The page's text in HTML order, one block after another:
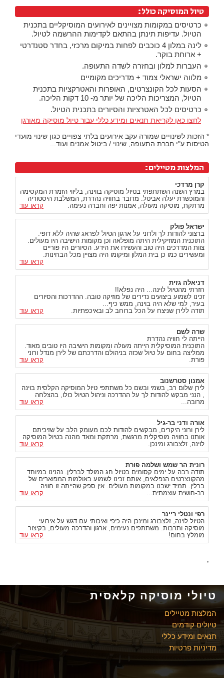
טיול המוסיקה כולל:
כרטיסים במקומות מצויינים לאירועים המוסיקליים בתכנית
הטיול. עדיפות תינתן בהתאם לקדימות ההרשמה לטיול.
לינה במלון 4 כוכבים לפחות במיקום מרכזי, בחדר סטנדרטי
+ ארוחת בוקר.
העברות למלון ובחזרה לשדה התעופה.
מלווה ישראלי צמוד + מדריכים מקומיים
הסעות לכל הקונצרטים, האופרות והאטרקציות בתכנית
הטיול, המצריכות הליכה של יותר מ- 10 דקות הליכה.
כרטיסים לכל האטרציות והסיורים בתכנית הטיול.
לחצו כאן לקריאת תנאים ומידע כללי עבור טיול מוסיקה מאורגן
* הזכות לשינויים שמורה עקב אירועים בלתי צפויים כגון שינוי מועדי
הטיסות ע"י חברת התעופה, שינוי / ביטול אמנים ועוד...
המלצות מטיילים:
קרן מרדכי
במרץ השנה השתתפתי בטיול מוסיקה בווינה, בליווי הזמרת המקסימה
והמוכשרת יעלה אביטל. מדובר בחוויה נהדרת, המשלבת היסטוריה
מרתקת, מוסיקה מעולה, אמנות יפה וחברה נעימה.
קראו עוד
ישראל פולק
ברצוני להודות לך ולרוני על ארגון הטיול לפראג שהיה ללא דופי.
התוכנית המוזיקילית היתה מופלאה וכן מקומות הישיבה היו מעולים.
צוות המדרכים היה טוב והעשירו את הידע. הסיורים היו פוריים
ומעשירים כמו כן בית המלון ומיקומו היה מצויין מכל הבחינות.
קראו עוד
דניאלה גזית
חזרתי מהטיול לוינה... היה נפלא!!
זכינו לשמוע ביצועים נדירים של מוזיקה טובה. ההדרכות והסיורים
בעיר, למי שלא היה בוינה, ממש כיף...
תודה ללירן שניצח על הכל ברוחב לב ובאיכפתיות.
קראו עוד
שרה לשם
הייתה לי חוויה נהדרת
התוכנית המוסיקלית הייתה מעולה ומקומות הישיבה היו טובים מאוד.
ממליצה בחום על טיול שכזה בניהולם והדרכתם של לירן מנדל ורוני
פורת.
קראו עוד
אמנון סטרשנוב
לירן שלום רב, בשמי ובשם כל משתתפי טיול המוסיקה הקלסית בוינה
, הנני מבקש להודות לך על ההדרכה וניהול הטיול כולו, בהצלחה
מרובה...
קראו עוד
אורה ודני בר-גיל
לירן ורוני היקרים, מבקשים להודות לכם מעומק הלב על שזיכיתם
אותנו בחוויה מוסיקלית מרגשת, מרתקת ומאד מהנה בטיול המוסיקה
לוינה, זלצבורג ומינכן.
קראו עוד
רונית הר שמש ושלמה פורת
תודה רבה על ימים קסומים בטיול חג המולד לברלין. נהנינו במיוחד
מהקונצרטים הנפלאים, אותם זכינו לשמוע באולמות המפוארים של
ברלין. תמיד ישבנו במקומות מעולים. אין ספק שהייתה זו חוויה
רב-חושית עוצמתית...
קראו עוד
רפי ונטלי ריינר
הטיול לוינה, זלצבורג ומינכן היה כיפי ואיכותי עם דגש על אירועי
מוסיקה ותרבות. משתתפים נעימים, ארגון והדרכה מעולים, בקיצור
מומלץ בחום!
קראו עוד
טיולי מוסיקה קלאסית
המלצות מטיילים
טיולים קודמים
תנאים ומידע כללי
מדיניות פרטיות